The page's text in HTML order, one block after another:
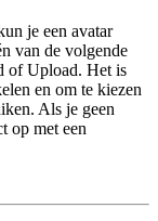
je een avatar
van de volgende
of Upload. Het is
en om te kiezen
Als je geen
op met een